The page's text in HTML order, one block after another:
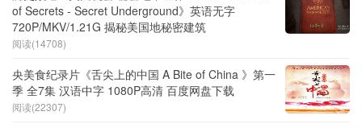
of Secrets - Secret Underground》英语无字
720P/MKV/1.21G 揭秘美国地秘密建筑
阅读(14708)
央美食纪录片《舌尖上的中国 A Bite of China 》第一
季 全7集 汉语中字 1080P高清 百度网盘下载
阅读(22307)